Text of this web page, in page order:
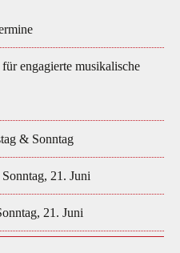
engagierte musikalische
& Sonntag
21. Juni
21. Juni